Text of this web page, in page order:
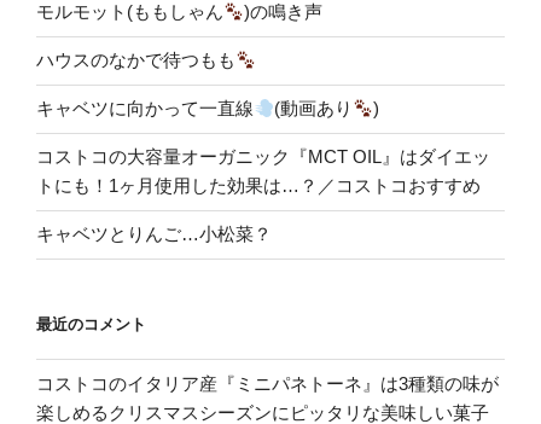
モルモット(ももしゃん )の鳴き声
ハウスのなかで待つもも
キャベツに向かって一直線 (動画あり )
コストコの大容量オーガニック『MCT OIL』はダイエッ
トにも！1ヶ月使用した効果は…？／コストコおすすめ
キャベツとりんご…小松菜？
最近のコメント
コストコのイタリア産『ミニパネトーネ』は3種類の味が
楽しめるクリスマスシーズンにピッタリな美味しい菓子